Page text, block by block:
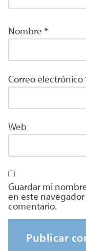
Nombre *
Correo electrónico
Web
Guardar mi
en este
comentario.